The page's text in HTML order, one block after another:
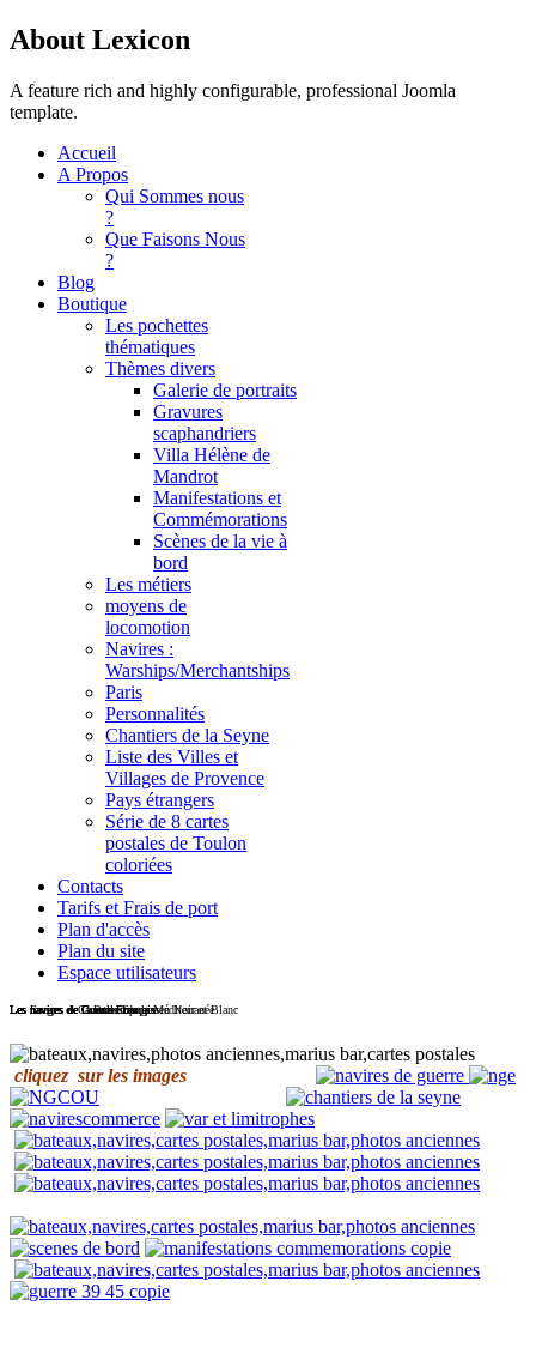
About Lexicon
A feature rich and highly configurable, professional Joomla
template.
Accueil
A Propos
Qui Sommes nous
?
Que Faisons Nous
?
Blog
Boutique
Les pochettes
thématiques
Thèmes divers
Galerie de portraits
Gravures
scaphandriers
Villa Hélène de
Mandrot
Manifestations et
Commémorations
Scènes de la vie à
bord
Les métiers
moyens de
locomotion
Navires :
Warships/Merchantships
Paris
Personnalités
Chantiers de la Seyne
Liste des Villes et
Villages de Provence
Pays étrangers
Série de 8 cartes
postales de Toulon
coloriées
Contacts
Tarifs et Frais de port
Plan d'accès
Plan du site
Espace utilisateurs
Les navires de Guerre Français
Les Forges et Chantiers de la Méditerranée
Les navires de Commerce
Les navires de Guerre Etrangers
Les navires de Guerre Français en Noir et Blanc
Les images de la Belle Epoque
cliquez sur les images